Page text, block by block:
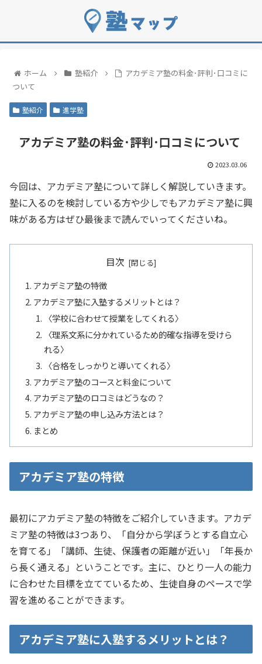
ホーム 塾紹介
アカデミア塾の料金･評判･口コミに
ついて
塾紹介 進学塾
アカデミア塾の料金･評判･口コミについて
2023.03.06
今回は、アカデミア塾について詳しく解説していきます。
塾に入るのを検討している方や少しでもアカデミア塾に興
味がある方はぜひ最後まで読んでいってくださいね。
目次
アカデミア塾の特徴
アカデミア塾に入塾するメリットとは？
〈学校に合わせて授業をしてくれる〉
〈理系文系に分かれているため的確な指導を受けら
れる〉
〈合格をしっかりと導いてくれる〉
アカデミア塾のコースと料金について
アカデミア塾のロコミはどうなの？
アカデミア塾の申し込み方法とは？
まとめ
アカデミア塾の特徴
最初にアカデミア塾の特徴をご紹介していきます。アカデ
ミア塾の特徴は3つあり、「自分から学ぼうとする自立心
を育てる」「講師、生徒、保護者の距離が近い」「年長か
ら長く通える」ということです。主に、ひとり一人の能力
に合わせた目標を立てているため、生徒自身のペースで学
習を進めることができます。
アカデミア塾に入塾するメリットとは？